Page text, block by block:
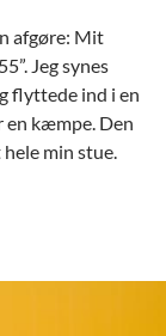
afgøre: Mit
Jeg synes
flyttede ind i en
en kæmpe. Den
min stue.